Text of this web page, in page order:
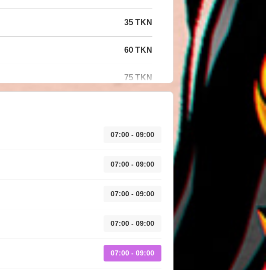
35 TKN
60 TKN
75 TKN
07:00 - 09:00
07:00 - 09:00
07:00 - 09:00
07:00 - 09:00
07:00 - 09:00